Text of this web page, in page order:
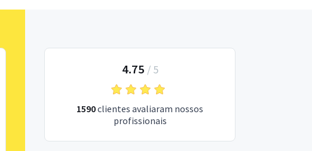
4.75 / 5
1590clientes avaliaram nossos
profissionais